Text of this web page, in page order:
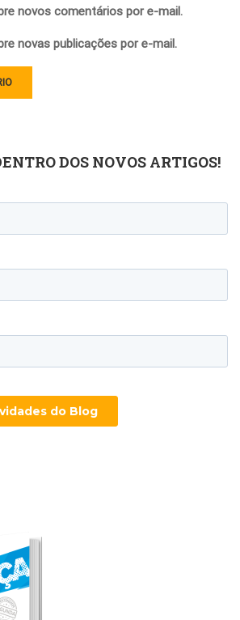
novos comentários por e-mail.
novas publicações por e-mail.
DOS NOVOS ARTIGOS!